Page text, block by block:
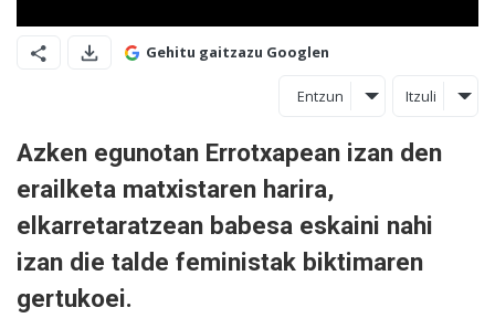
Gehitu gaitzazu Googlen
Entzun Itzuli
Azken egunotan Errotxapean izan den
erailketa matxistaren harira,
elkarretaratzean babesa eskaini nahi
izan die talde feministak biktimaren
gertukoei.